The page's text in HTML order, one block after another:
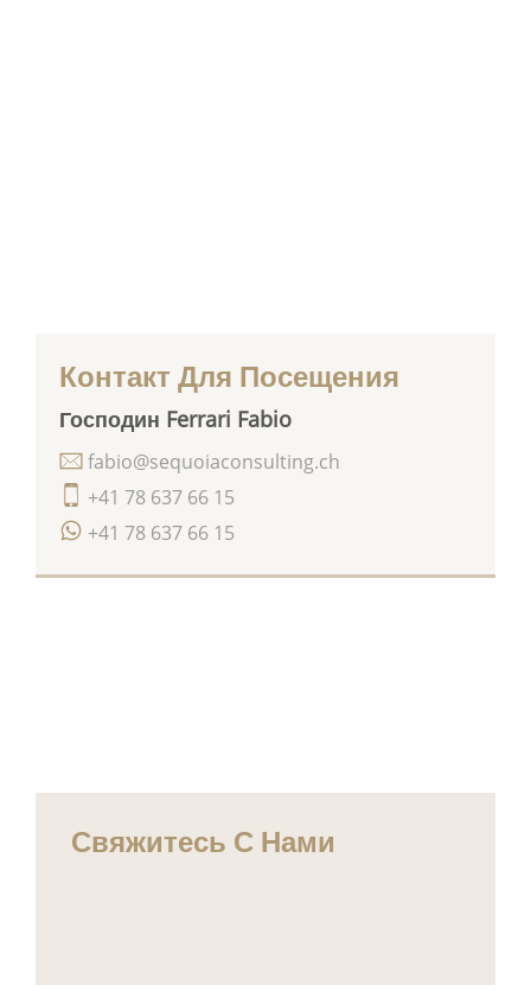
Контакт Для Посещения
Господин Ferrari Fabio
+41 78 637 66 15
+41 78 637 66 15
fabio@sequoiaconsulting.ch
Свяжитесь С Нами